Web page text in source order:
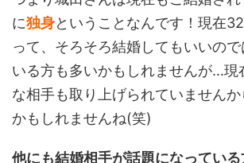
に独身ということなんです！現在
って、そろそろ結婚してもいいの
いる方も多いかもしれませんが...現
な相手も取り上げられていません
かもしれませんね(笑)
他にも結婚相手が話題になってい